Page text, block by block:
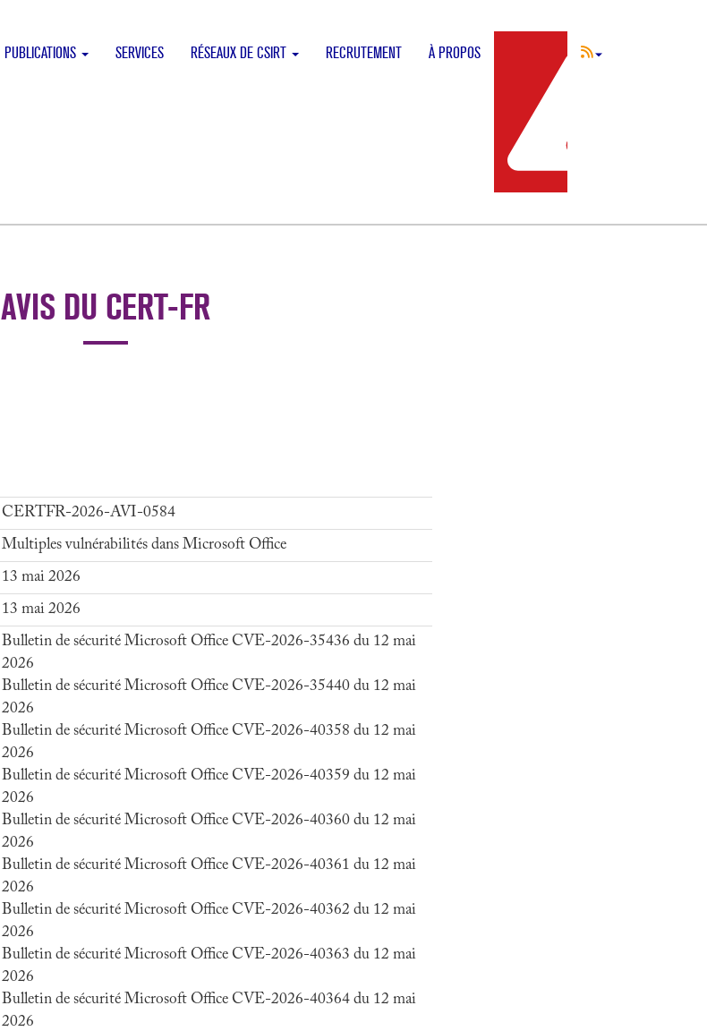
PUBLICATIONS SERVICES RÉSEAUX DE CSIRT RECRUTEMENT À PROPOS
AVIS DU CERT-FR
CERTFR-2026-AVI-0584
Multiples vulnérabilités dans Microsoft Office
13 mai 2026
13 mai 2026
Bulletin de sécurité Microsoft Office CVE-2026-35436 du 12 mai
2026
Bulletin de sécurité Microsoft Office CVE-2026-35440 du 12 mai
2026
Bulletin de sécurité Microsoft Office CVE-2026-40358 du 12 mai
2026
Bulletin de sécurité Microsoft Office CVE-2026-40359 du 12 mai
2026
Bulletin de sécurité Microsoft Office CVE-2026-40360 du 12 mai
2026
Bulletin de sécurité Microsoft Office CVE-2026-40361 du 12 mai
2026
Bulletin de sécurité Microsoft Office CVE-2026-40362 du 12 mai
2026
Bulletin de sécurité Microsoft Office CVE-2026-40363 du 12 mai
2026
Bulletin de sécurité Microsoft Office CVE-2026-40364 du 12 mai
2026